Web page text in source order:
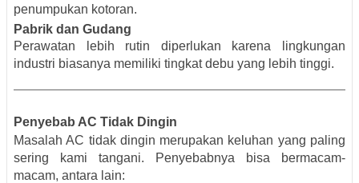
penumpukan kotoran.
Pabrik dan Gudang
Perawatan lebih rutin diperlukan karena lingkungan
industri biasanya memiliki tingkat debu yang lebih tinggi.
Penyebab AC Tidak Dingin
Masalah AC tidak dingin merupakan keluhan yang paling
sering kami tangani. Penyebabnya bisa bermacam-
macam, antara lain: